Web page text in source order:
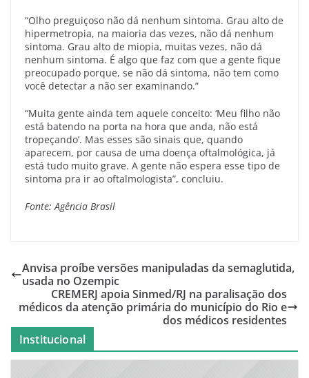
“Olho preguiçoso não dá nenhum sintoma. Grau alto de
hipermetropia, na maioria das vezes, não dá nenhum
sintoma. Grau alto de miopia, muitas vezes, não dá
nenhum sintoma. É algo que faz com que a gente fique
preocupado porque, se não dá sintoma, não tem como
você detectar a não ser examinando.”
“Muita gente ainda tem aquele conceito: ‘Meu filho não
está batendo na porta na hora que anda, não está
tropeçando’. Mas esses são sinais que, quando
aparecem, por causa de uma doença oftalmológica, já
está tudo muito grave. A gente não espera esse tipo de
sintoma pra ir ao oftalmologista”, concluiu.
Fonte: Agência Brasil
Anvisa proíbe versões manipuladas da semaglutida,
usada no Ozempic
CREMERJ apoia Sinmed/RJ na paralisação dos
médicos da atenção primária do município do Rio e
dos médicos residentes
Institucional